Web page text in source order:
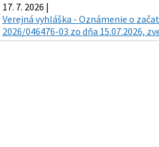
17. 7. 2026 |
Verejná vyhláška - Oznámenie o
2026/046476-03 zo dňa 15.07.2026,